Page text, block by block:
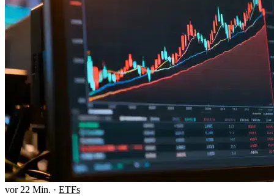
vor 22 Min. · ETFs